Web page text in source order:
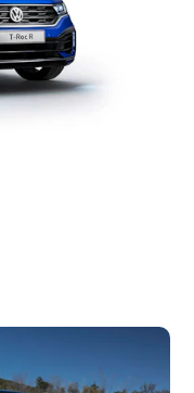
8 años
A ( 2019 –